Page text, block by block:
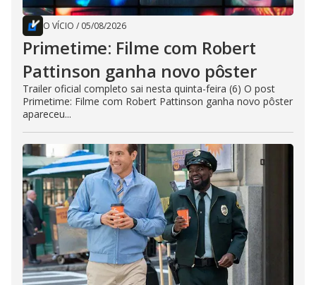
O VÍCIO / 05/08/2026
Primetime: Filme com Robert
Pattinson ganha novo pôster
Trailer oficial completo sai nesta quinta-feira (6) O post
Primetime: Filme com Robert Pattinson ganha novo pôster
apareceu...